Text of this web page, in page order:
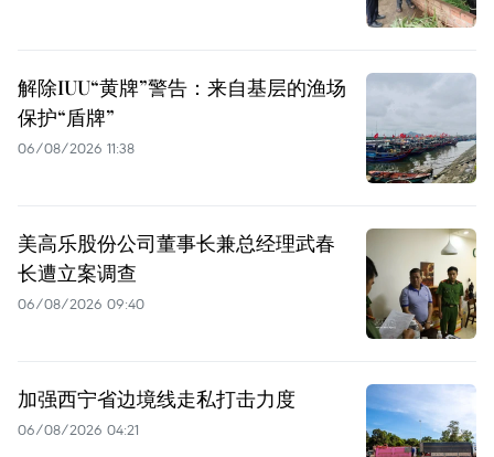
解除IUU“黄牌”警告：来自基层的渔场
保护“盾牌”
06/08/2026 11:38
美高乐股份公司董事长兼总经理武春
长遭立案调查
06/08/2026 09:40
加强西宁省边境线走私打击力度
06/08/2026 04:21